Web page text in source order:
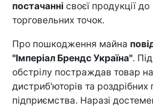
постачанні своєї продукції до
торговельних точок.
Про пошкодження майна
"Імперіал Брендс Україна".
обстрілу постраждав товар
дистриб'юторів та роздрібних
підприємства. Наразі